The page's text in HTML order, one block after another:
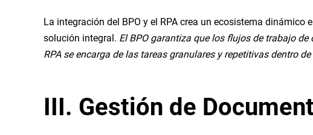
La integración del BPO y el RPA crea un ecosistema
solución integral. El BPO garantiza que los flujos de trabajo
RPA se encarga de las tareas granulares y repetitivas dentro
III. Gestión de